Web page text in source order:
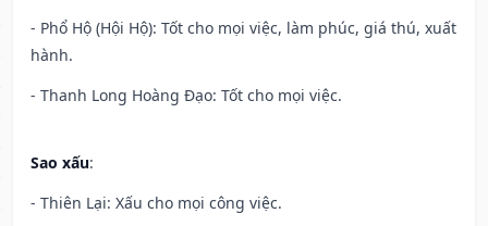
- Phổ Hộ (Hội Hộ): Tốt cho mọi việc, làm phúc, giá thú, xuất
hành.
- Thanh Long Hoàng Đạo: Tốt cho mọi việc.
Sao xấu:
- Thiên Lại: Xấu cho mọi công việc.